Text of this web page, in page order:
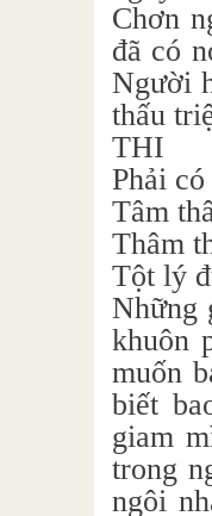
Chơn
đã có
Người
thấu
THI
Phải
Tâm
Thâm
Tột lý
Những
khuôn
muốn
biết
giam
trong
ngôi